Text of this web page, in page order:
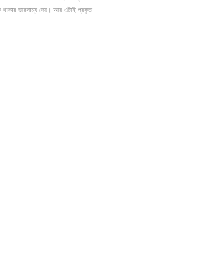
থাকার ভারসাম্য দেয়। আর এটাই প্রকৃত